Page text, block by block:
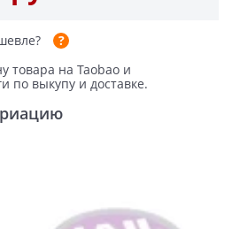
товара на Taobao и
по выкупу и доставке.